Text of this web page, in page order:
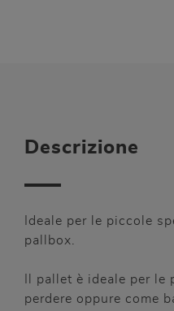
Descrizione
Ideale per le piccole
pallbox.
Il pallet è ideale per
perdere oppure come